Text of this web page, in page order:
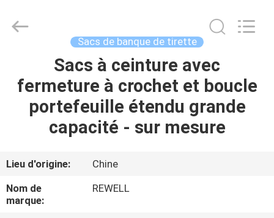
MAISON
PRODUITS
SUJET
DE
NOUS
Limited.
Sacs de banque de tirette
Sacs à ceinture avec
fermeture à crochet et boucle
portefeuille étendu grande
capacité - sur mesure
Lieu d'origine:
Chine
Nom de
marque:
REWELL